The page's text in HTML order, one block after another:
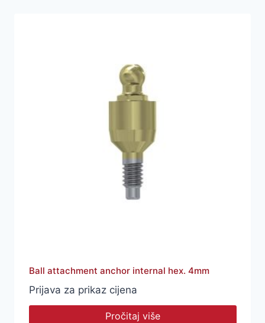
Ball attachment anchor internal hex. 4mm
Prijava za prikaz cijena
Pročitaj više